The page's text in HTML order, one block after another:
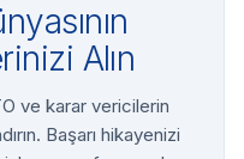
Alın
ve karar vericilerin
Başarı hikayenizi